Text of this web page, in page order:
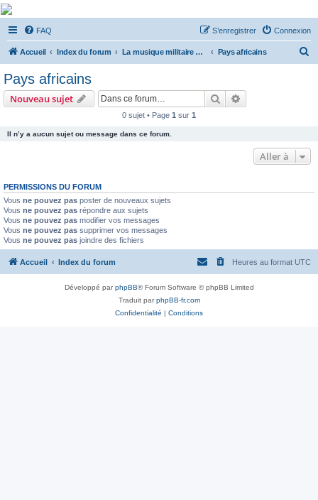
De Musicae Militari -
Forums
Forums de discussions
FAQ Connexion
S’enregistrer
Accueil Index du forum La musique militaire à l'étranger Pays africains
Pays africains
Nouveau sujet Rechercher
0 sujet • Page 1 sur 1
Il n’y a aucun sujet ou message dans ce forum.
Aller à
PERMISSIONS DU FORUM
Vous ne pouvez pas poster de nouveaux sujets
Vous ne pouvez pas répondre aux sujets
Vous ne pouvez pas modifier vos messages
Vous ne pouvez pas supprimer vos messages
Vous ne pouvez pas joindre des fichiers
Accueil Index du forum Heures au format UTC
Développé parphpBB® Forum Software © phpBB Limited
Traduit parphpBB-fr.com
Confidentialité | Conditions